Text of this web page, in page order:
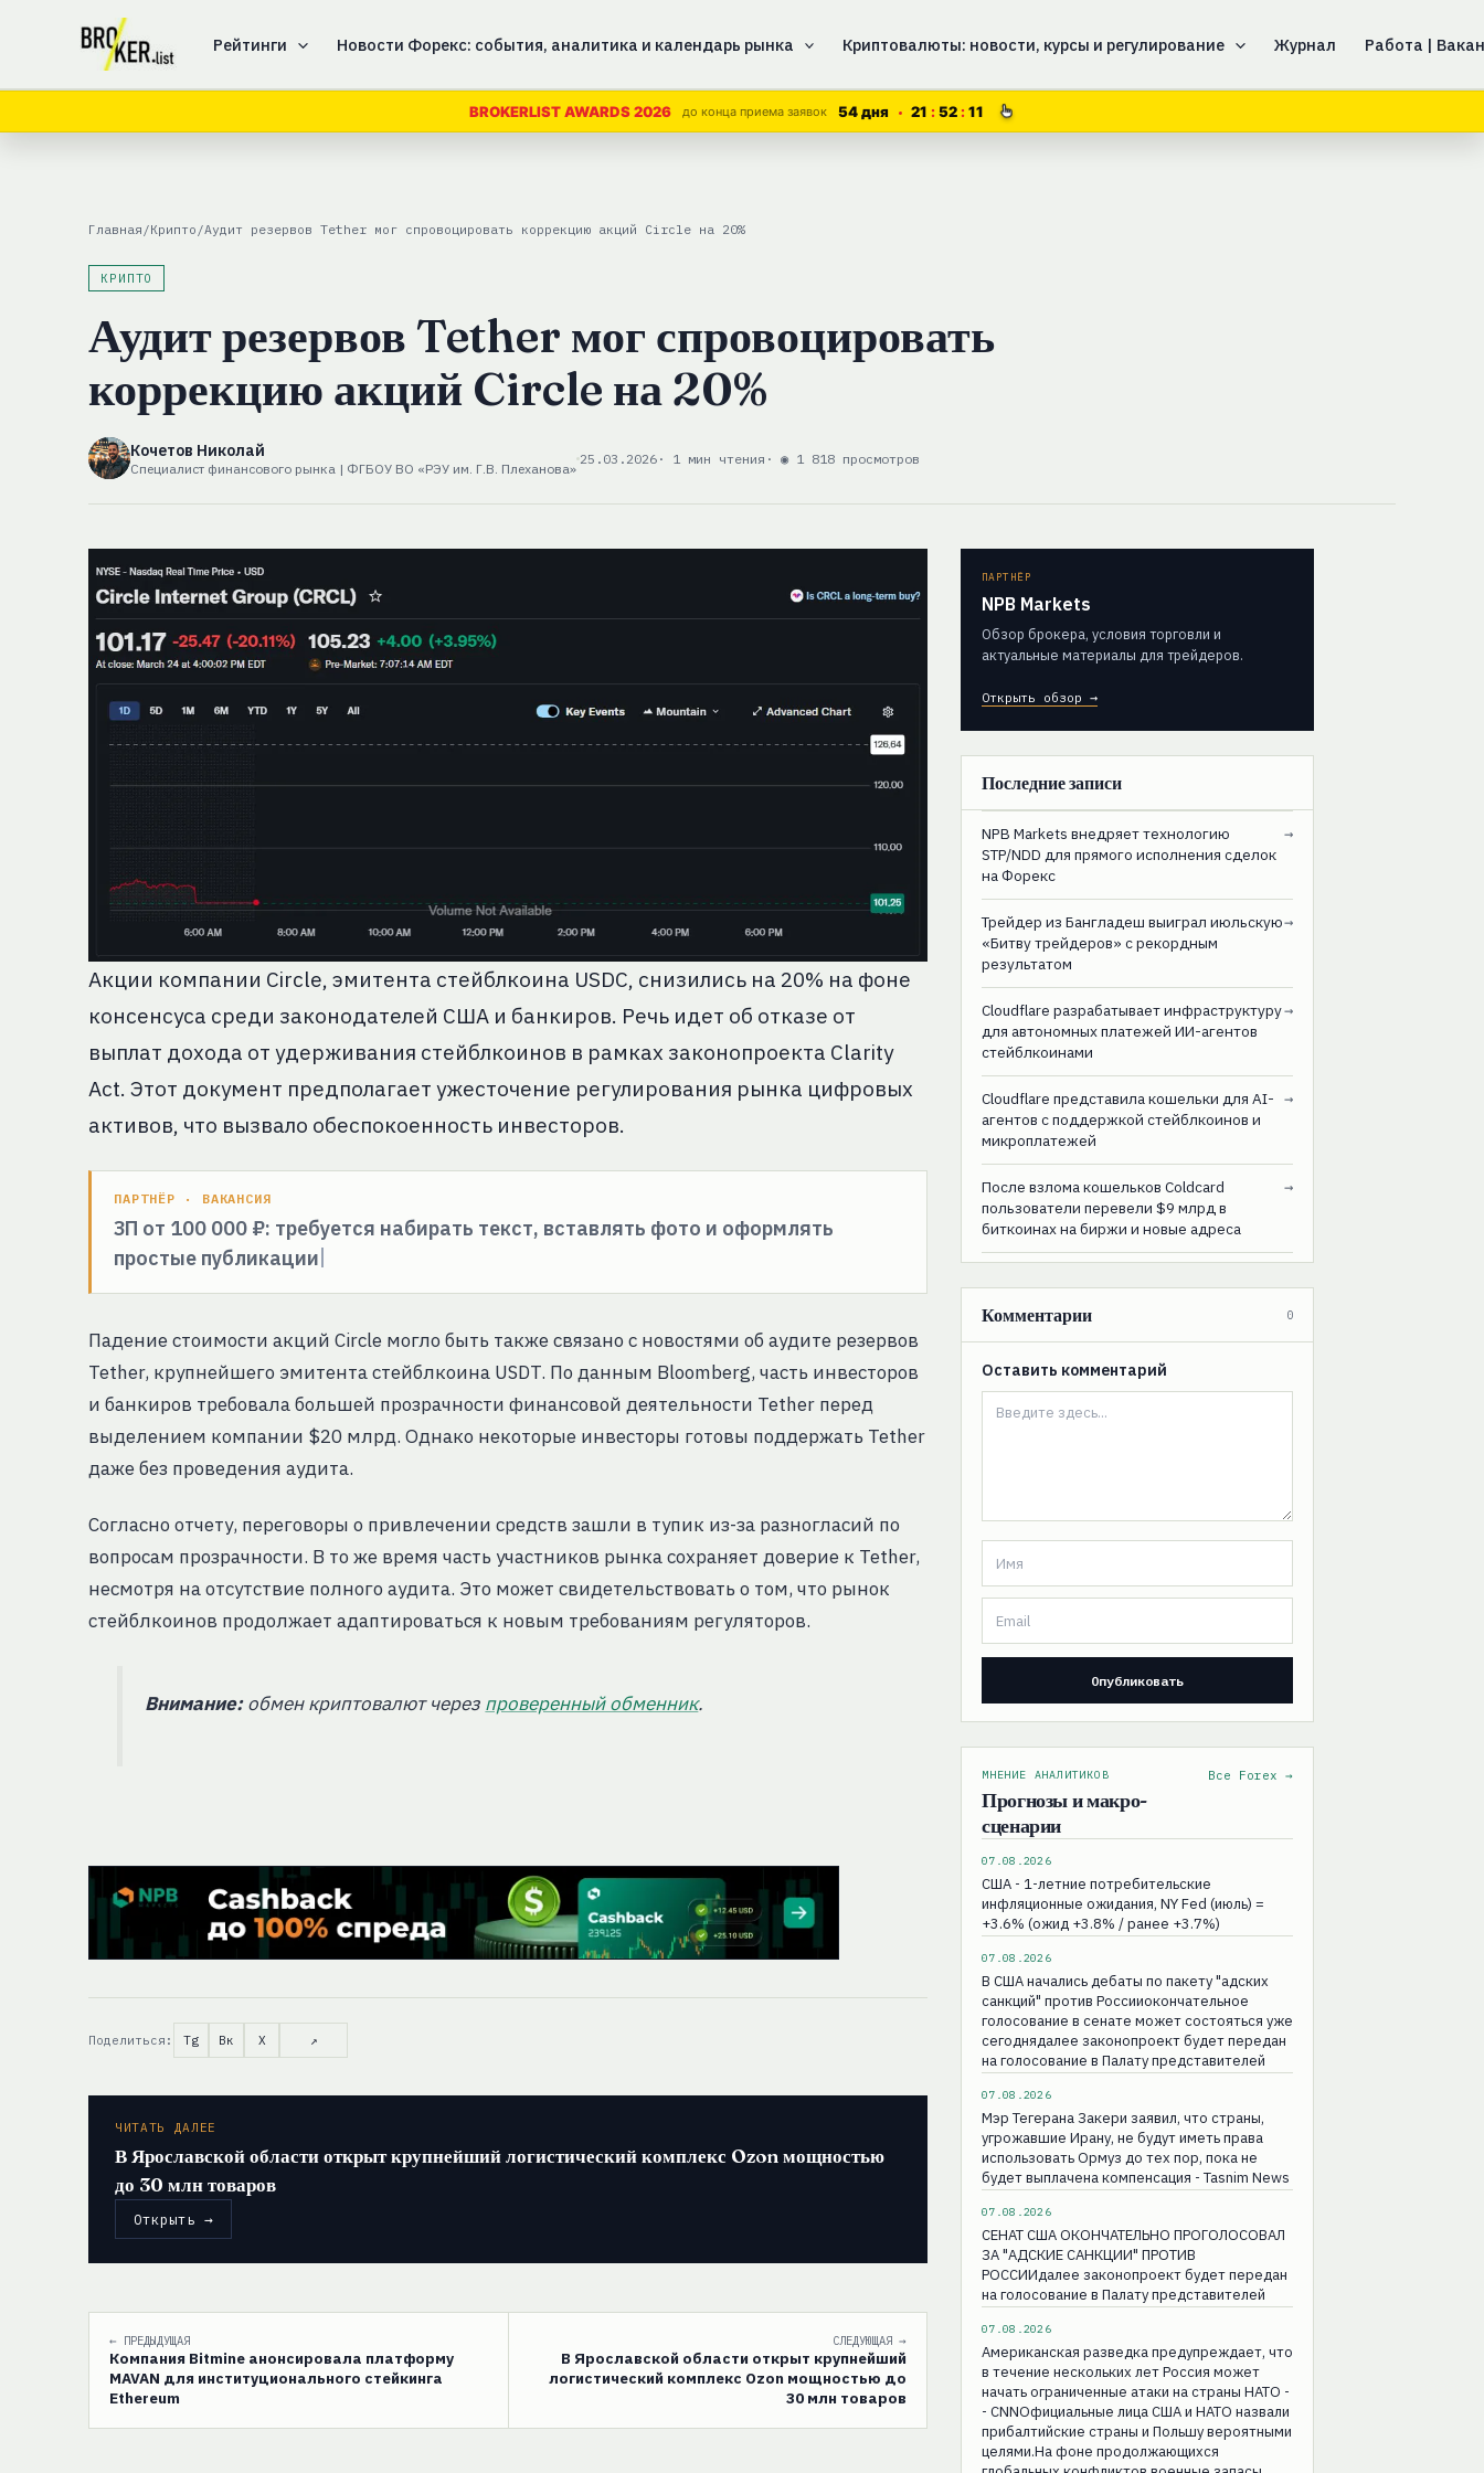
содержимому
Рейтинги Новости Форекс: события, аналитика и календарь рынка Криптовалюты: новости, курсы и регулирование Журнал Работа |
BROKERLIST AWARDS 2026 до конца приема заявок 54 дня 21 52 11
Главная /Крипто /Аудит резервов Tether мог спровоцировать коррекцию акций Circle на 20%
КРИПТО
Аудит резервов Tether мог спровоцировать
коррекцию акций Circle на 20%
Кочетов Николай
Специалист финансового рынка | ФГБОУ ВО «РЭУ им. Г.В. Плеханова»
25.03.2026 · 1 мин чтения · ◉ 1 818 просмотров
Акции компании Circle, эмитента стейблкоина USDC, снизились на 20% на фоне
консенсуса среди законодателей США и банкиров. Речь идет об отказе от
выплат дохода от удерживания стейблкоинов в рамках законопроекта Clarity
Act. Этот документ предполагает ужесточение регулирования рынка цифровых
активов, что вызвало обеспокоенность инвесторов.
ПАРТНЁР · ВАКАНСИЯ
ЗП от 100 000 ₽: требуется набирать текст, вставлять фото и оформлять
простые публикации
Падение стоимости акций Circle могло быть также связано с новостями об аудите резервов
Tether, крупнейшего эмитента стейблкоина USDT. По данным Bloomberg, часть инвесторов
и банкиров требовала большей прозрачности финансовой деятельности Tether перед
выделением компании $20 млрд. Однако некоторые инвесторы готовы поддержать Tether
даже без проведения аудита.
Согласно отчету, переговоры о привлечении средств зашли в тупик из-за разногласий по
вопросам прозрачности. В то же время часть участников рынка сохраняет доверие к Tether,
несмотря на отсутствие полного аудита. Это может свидетельствовать о том, что рынок
стейблкоинов продолжает адаптироваться к новым требованиям регуляторов.
Внимание:обмен криптовалют через проверенный обменник.
Поделиться: Tg Вк X ↗
ЧИТАТЬ ДАЛЕЕ
В Ярославской области открыт крупнейший логистический комплекс Ozon мощностью
до 30 млн товаров
Открыть →
← ПРЕДЫДУЩАЯ
Компания Bitmine анонсировала платформу
MAVAN для институционального стейкинга
Ethereum
СЛЕДУЮЩАЯ →
В Ярославской области открыт крупнейший
логистический комплекс Ozon мощностью до
30 млн товаров
ПАРТНЁР
NPB Markets
Обзор брокера, условия торговли и
актуальные материалы для трейдеров.
Открыть обзор →
Последние записи
NPB Markets внедряет технологию
STP/NDD для прямого исполнения сделок
на Форекс
→
Трейдер из Бангладеш выиграл июльскую
«Битву трейдеров» с рекордным
результатом
→
Cloudflare разрабатывает инфраструктуру
для автономных платежей ИИ-агентов
стейблкоинами
→
Cloudflare представила кошельки для AI-
агентов с поддержкой стейблкоинов и
микроплатежей
→
После взлома кошельков Coldcard
пользователи перевели $9 млрд в
биткоинах на биржи и новые адреса
→
Комментарии 0
Оставить комментарий
МНЕНИЕ АНАЛИТИКОВ
Прогнозы и макро-
сценарии
Все Forex →
07.08.2026
США - 1-летние потребительские
инфляционные ожидания, NY Fed (июль) =
+3.6% (ожид +3.8% / ранее +3.7%)
07.08.2026
В США начались дебаты по пакету "адских
санкций" против Россииокончательное
голосование в сенате может состояться уже
сегоднядалее законопроект будет передан
на голосование в Палату представителей
07.08.2026
Мэр Тегерана Закери заявил, что страны,
угрожавшие Ирану, не будут иметь права
использовать Ормуз до тех пор, пока не
будет выплачена компенсация - Tasnim News
07.08.2026
СЕНАТ США ОКОНЧАТЕЛЬНО ПРОГОЛОСОВАЛ
ЗА "АДСКИЕ САНКЦИИ" ПРОТИВ
РОССИИдалее законопроект будет передан
на голосование в Палату представителей
07.08.2026
Американская разведка предупреждает, что
в течение нескольких лет Россия может
начать ограниченные атаки на страны НАТО -
- CNNОфициальные лица США и НАТО назвали
прибалтийские страны и Польшу вероятными
целями.На фоне продолжающихся